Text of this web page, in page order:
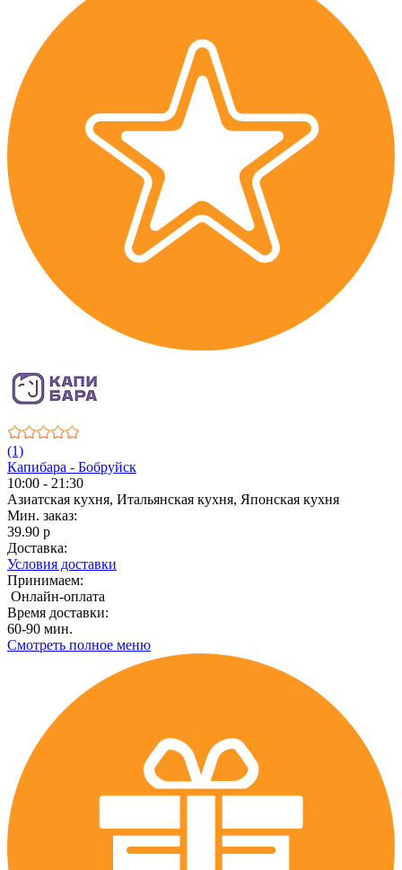
(1)
Капибара - Бобруйск
10:00 - 21:30
Азиатская кухня, Итальянская кухня, Японская кухня
Мин. заказ:
39.90 р
Доставка:
Условия доставки
Принимаем:
Онлайн-оплата
Время доставки:
60-90 мин.
Смотреть полное меню